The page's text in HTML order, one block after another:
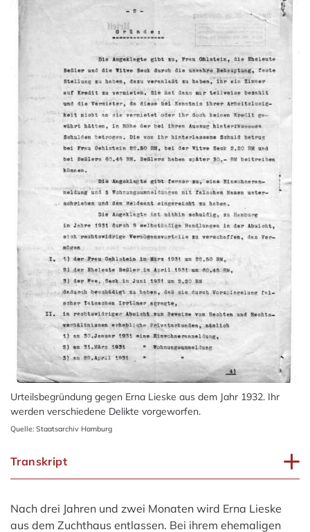
Urteilsbegründung gegen Erna Lieske aus dem Jahr 1932. Ihr
werden verschiedene Delikte vorgeworfen.
Quelle: Staatsarchiv Hamburg
Transkript
Nach drei Jahren und zwei Monaten wird Erna Lieske
aus dem Zuchthaus entlassen. Bei ihrem ehemaligen